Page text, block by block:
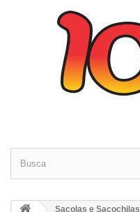
Sacolas e Sacochilas